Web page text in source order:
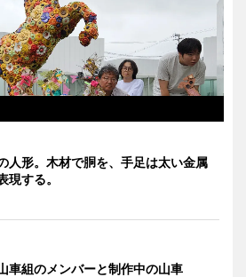
人形。木材で胴を、手足は太い金属
現する。
車組のメンバーと制作中の山車